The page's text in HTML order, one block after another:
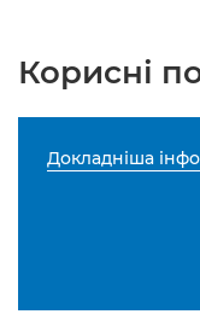
Корисні
Докладніша